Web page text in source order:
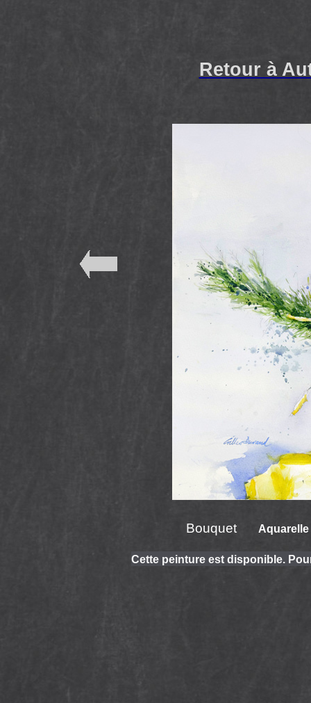
Retour à
Bouquet Aquarelle
Cette peinture est disponible.